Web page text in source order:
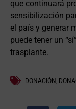
que continuará
sensibilización
el país y generar
puede tener un
trasplante.
DONACIÓN